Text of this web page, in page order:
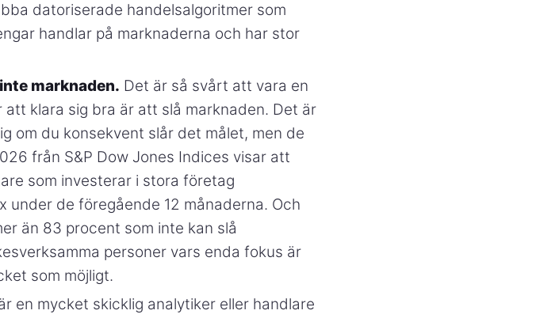
datoriserade handelsalgoritmer som
handlar på marknaderna och har stor
marknaden. Det är så svårt att vara en
klara sig bra är att slå marknaden. Det är
om du konsekvent slår det målet, men de
från S&P Dow Jones Indices visar att
som investerar i stora företag
de föregående 12 månaderna. Och
än 83 procent som inte kan slå
personer vars enda fokus är
som möjligt.
en mycket skicklig analytiker eller handlare